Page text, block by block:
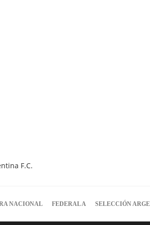
NACIONAL FEDERAL A SELECCIÓN